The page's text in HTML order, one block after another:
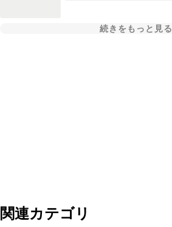
続きをもっと見る
関連カテゴリ